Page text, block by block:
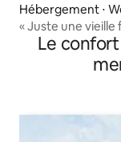
Hébergement ⋅
« Juste une vieille
Le